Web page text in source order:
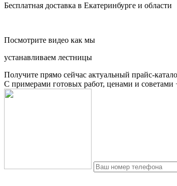
Бесплатная доставка в Екатеринбурге и области
Посмотрите видео как мы
устанавливаем лестницы
Получите прямо сейчас актуальный прайс-
С примерами готовых работ, ценами и советами